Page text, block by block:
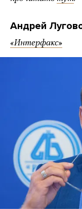
Андрей
«Интерфакс»